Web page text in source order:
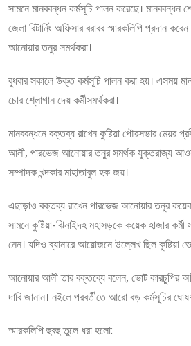
সামনে মানববন্ধন কর্মসূচি পালন করেছে। মানববন্ধন
জেলা রিটার্নিং অফিসার বরাবর স্মারকলিপি প্রদান
আনোয়ার তনুর সমর্থকরা।
বুধবার সকালে উক্ত কর্মসূচি পালন করা হয়। এসময়
চোর শ্লোগান দেয় কর্মীসমর্থকরা।
মানববন্ধনে বক্তব্য রাখেন কুষ্টিয়া পৌরসভার মেয়র
আলী, পারভেজ আনোয়ার তনুর সমর্থক যুক্তরাজ্য
সম্পাদক খন্দকার মাহাতাবুল হক জয়।
এছাড়াও বক্তব্য রাখেন পারভেজ আনোয়ার তনুর
সামনে কুষ্টিয়া-ঝিনাইদহ মহাসড়কে কয়েক হাজার
নেন। যদিও ব্যানারে আয়োজনে উল্লেখ ছিল কুষ্টিয়া
আনোয়ার আলী তার বক্তব্যে বলেন, ভোট কারচুপির
দাবি জানান। নইলে পরবর্তীতে আরো বড় কর্মসূচির
স্মারকলিপি হুবহু তুলে ধরা হলো: